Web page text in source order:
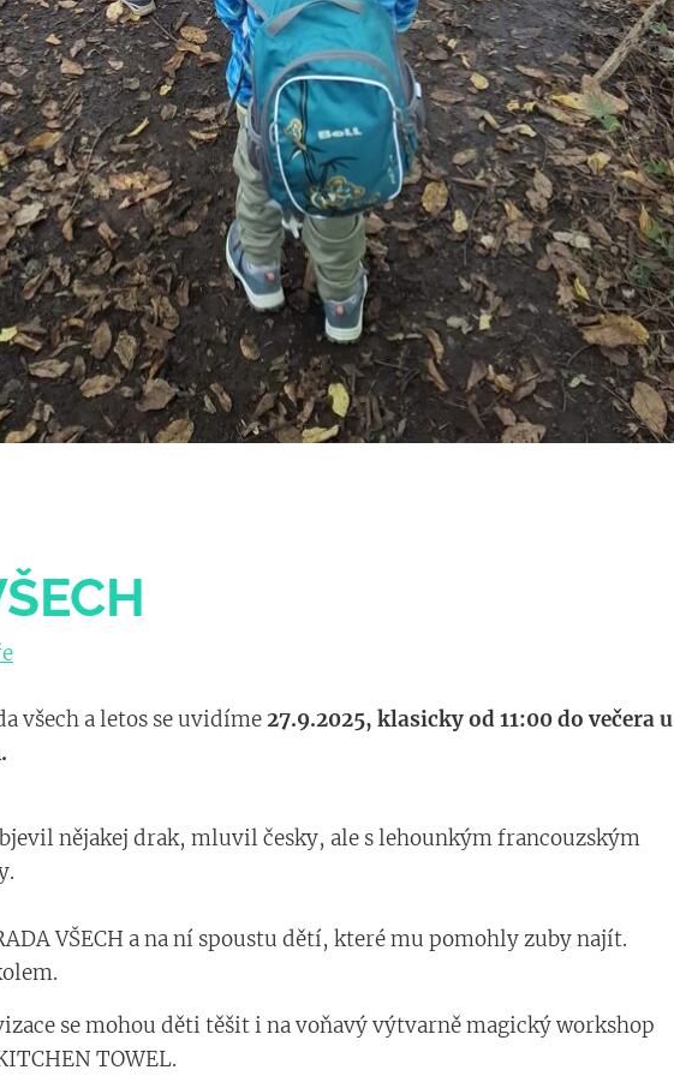
všech a letos se uvidíme27.9.2025, klasicky od 11:00 do večera u
nějakej drak, mluvil česky, ale s lehounkým francouzským
VŠECH a na ní spoustu dětí, které mu pomohly zuby najít.
se mohou děti těšit i na voňavý výtvarně magický workshop
TOWEL.